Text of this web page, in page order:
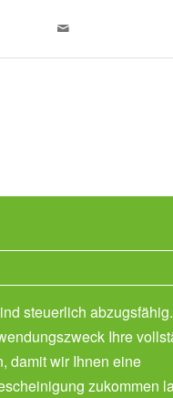
steuerlich
Ihre
damit wir Ihnen eine
zukommen